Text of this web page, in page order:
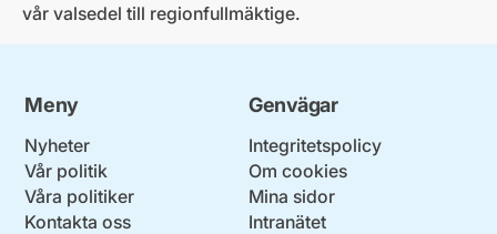
vår valsedel till regionfullmäktige.
Meny
Nyheter
Vår politik
Våra politiker
Kontakta oss
Genvägar
Integritetspolicy
Om cookies
Mina sidor
Intranätet